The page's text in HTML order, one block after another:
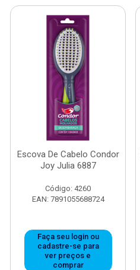
Escova De Cabelo Condor
Joy Julia 6887
Código: 4260
EAN: 7891055688724
Faça seu login ou
cadastre-se para
ver preços e
comprar